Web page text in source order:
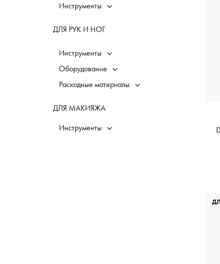
Инструменты
ДЛЯ РУК И НОГ
Инструменты
Оборудование
Расходные материалы
ДЛЯ МАКИЯЖА
Инструменты